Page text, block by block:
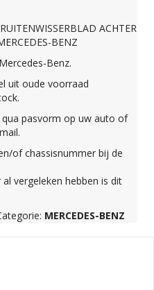
ACHTER
BENZ
Benz.
uit oude voorraad
pasvorm op uw auto of
of chassisnummer bij de
vergeleken hebben is dit
MERCEDES-BENZ